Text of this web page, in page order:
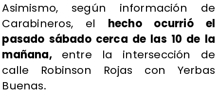
Asimismo, según información de
Carabineros, el hecho ocurrió el
pasado sábado cerca de las 10 de la
mañana, entre la intersección de
calle Robinson Rojas con Yerbas
Buenas.